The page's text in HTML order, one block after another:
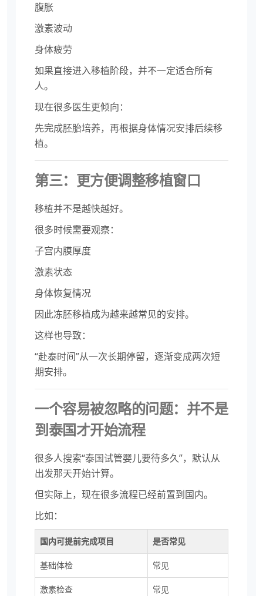
腹胀
激素波动
身体疲劳
如果直接进入移植阶段，并不一定适合所有
人。
现在很多医生更倾向：
先完成胚胎培养，再根据身体情况安排后续移
植。
第三：更方便调整移植窗口
移植并不是越快越好。
很多时候需要观察：
子宫内膜厚度
激素状态
身体恢复情况
因此冻胚移植成为越来越常见的安排。
这样也导致：
“赴泰时间”从一次长期停留，逐渐变成两次短
期安排。
一个容易被忽略的问题：并不是
到泰国才开始流程
很多人搜索“泰国试管婴儿要待多久”，默认从
出发那天开始计算。
但实际上，现在很多流程已经前置到国内。
比如：
国内可提前完成项目 是否常见
基础体检 常见
激素检查 常见